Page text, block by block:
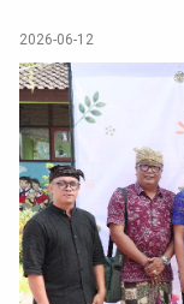
2026-06-12